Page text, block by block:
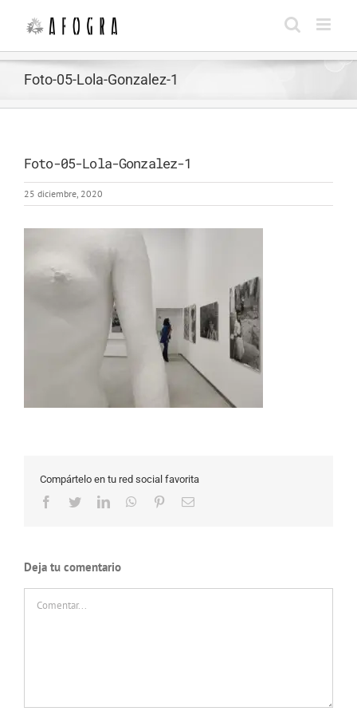
contenido
Foto-05-Lola-Gonzalez-1
Foto-05-Lola-Gonzalez-1
25 diciembre, 2020
Compártelo en tu red social favorita
Facebook
TwitterLinkedInWhatsApp
PinterestCorreo
Deja tu comentario